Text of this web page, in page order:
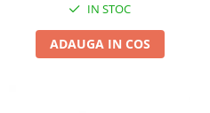
IN STOC
ADAUGA IN COS